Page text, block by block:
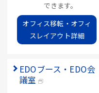
できます。
オフィス移転・オフィ
スレイアウト詳細
EDOブース・EDO会
議室